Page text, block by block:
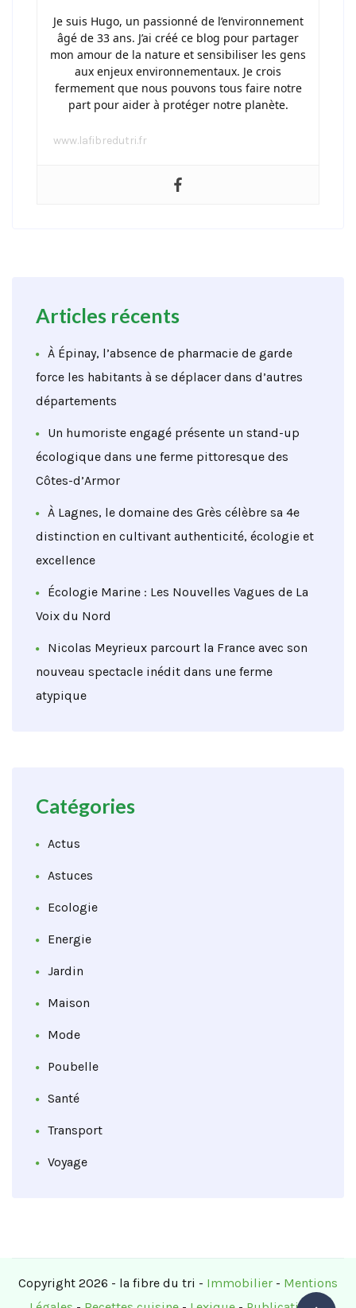
Je suis Hugo, un passionné de l’environnement
âgé de 33 ans. J’ai créé ce blog pour partager
mon amour de la nature et sensibiliser les gens
aux enjeux environnementaux. Je crois
fermement que nous pouvons tous faire notre
part pour aider à protéger notre planète.
www.lafibredutri.fr
Articles récents
À Épinay, l’absence de pharmacie de garde
force les habitants à se déplacer dans d’autres
départements
Un humoriste engagé présente un stand-up
écologique dans une ferme pittoresque des
Côtes-d’Armor
À Lagnes, le domaine des Grès célèbre sa 4e
distinction en cultivant authenticité, écologie et
excellence
Écologie Marine : Les Nouvelles Vagues de La
Voix du Nord
Nicolas Meyrieux parcourt la France avec son
nouveau spectacle inédit dans une ferme
atypique
Catégories
Actus
Astuces
Ecologie
Energie
Jardin
Maison
Mode
Poubelle
Santé
Transport
Voyage
Copyright 2026 - la fibre du tri - Immobilier - Mentions